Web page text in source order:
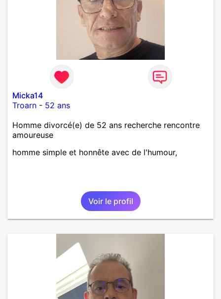
Micka14
Troarn - 52 ans
Homme divorcé(e) de 52 ans recherche rencontre
amoureuse
homme simple et honnête avec de l'humour,
Voir le profil